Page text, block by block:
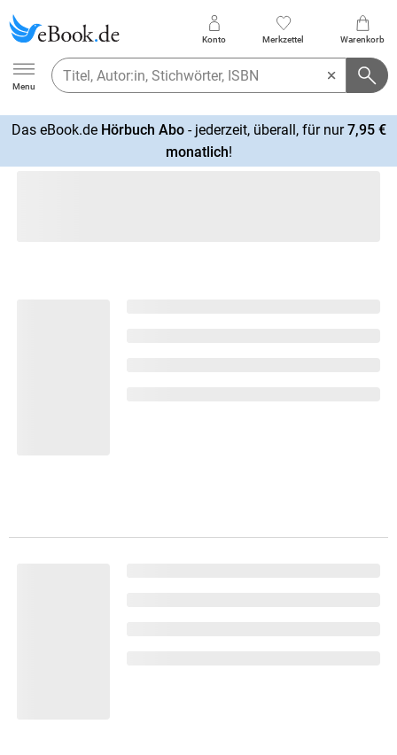
Ebook.de
Menu
Konto Merkzettel Warenkorb
Das eBook.de Hörbuch Abo- jederzeit, überall, für nur7,95 €
monatlich!